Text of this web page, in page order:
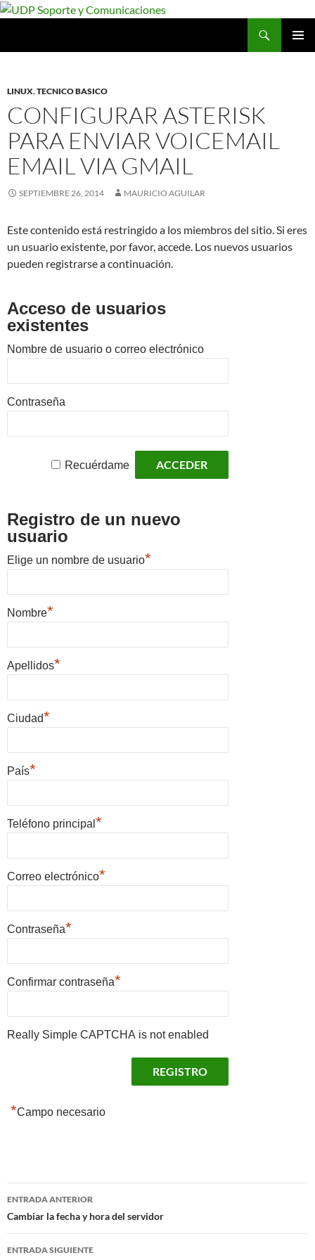
Saltar
LINUX,TECNICO BASICO
CONFIGURAR ASTERISK
PARA ENVIAR VOICEMAIL
EMAIL VIA GMAIL
SEPTIEMBRE 26, 2014 MAURICIO AGUILAR
Este contenido está restringido a los miembros del sitio. Si eres
un usuario existente, por favor, accede. Los nuevos usuarios
pueden registrarse a continuación.
Acceso de usuarios
existentes
Nombre de usuario o correo electrónico
Contraseña
Recuérdame
Registro de un nuevo
usuario
Elige un nombre de usuario*
Nombre*
Apellidos*
Ciudad*
País*
Teléfono principal *
Correo electrónico*
Contraseña*
Confirmar contraseña*
Really Simple CAPTCHA is not enabled
*Campo necesario
Navegación
de
entradas
ENTRADA ANTERIOR
Cambiar la fecha y hora del servidor
ENTRADA SIGUIENTE